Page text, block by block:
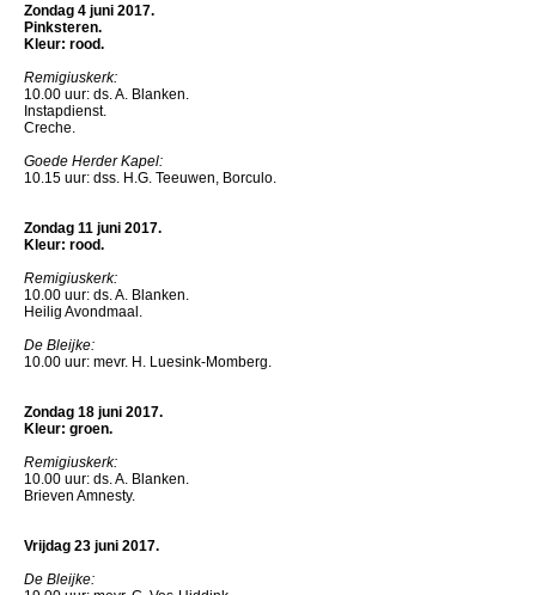
Zondag 4 juni 2017.
Pinksteren.
Kleur: rood.
Remigiuskerk:
10.00 uur: ds. A. Blanken.
Instapdienst.
Creche.
Goede Herder Kapel:
10.15 uur: dss. H.G. Teeuwen, Borculo.
Zondag 11 juni 2017.
Kleur: rood.
Remigiuskerk:
10.00 uur: ds. A. Blanken.
Heilig Avondmaal.
De Bleijke:
10.00 uur: mevr. H. Luesink-Momberg.
Zondag 18 juni 2017.
Kleur: groen.
Remigiuskerk:
10.00 uur: ds. A. Blanken.
Brieven Amnesty.
Vrijdag 23 juni 2017.
De Bleijke: